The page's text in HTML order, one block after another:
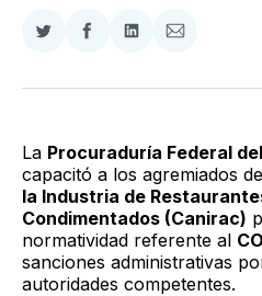
Compartir
Twitter
Compartir
Facebook
Compartir
LinkedIn
Compartir
Email
La Procuraduría Federal
capacitó a los agremiados
la Industria de
Condimentados (Canirac)
normatividad referente al
sanciones administrativas
autoridades competentes.